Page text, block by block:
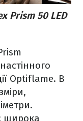
Prism 50 LED
Optiflame. В
широка